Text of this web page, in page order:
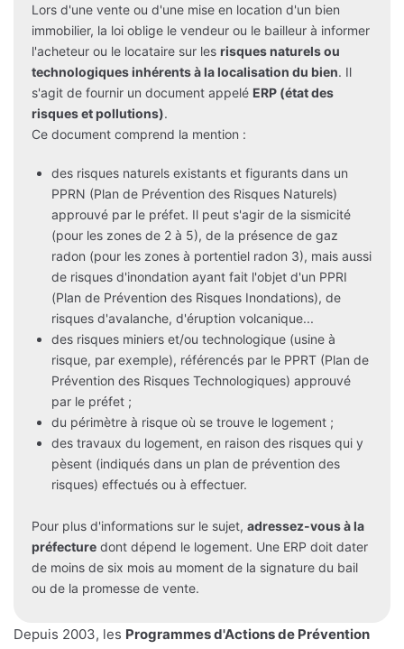
Lors d'une vente ou d'une mise en location d'un bien
immobilier, la loi oblige le vendeur ou le bailleur à informer
l'acheteur ou le locataire sur les risques naturels ou
technologiques inhérents à la localisation du bien. Il
s'agit de fournir un document appelé ERP (état des
risques et pollutions).
Ce document comprend la mention :
des risques naturels existants et figurants dans un
PPRN (Plan de Prévention des Risques Naturels)
approuvé par le préfet. Il peut s'agir de la sismicité
(pour les zones de 2 à 5), de la présence de gaz
radon (pour les zones à portentiel radon 3), mais aussi
de risques d'inondation ayant fait l'objet d'un PPRI
(Plan de Prévention des Risques Inondations), de
risques d'avalanche, d'éruption volcanique...
des risques miniers et/ou technologique (usine à
risque, par exemple), référencés par le PPRT (Plan de
Prévention des Risques Technologiques) approuvé
par le préfet ;
du périmètre à risque où se trouve le logement ;
des travaux du logement, en raison des risques qui y
pèsent (indiqués dans un plan de prévention des
risques) effectués ou à effectuer.
Pour plus d'informations sur le sujet, adressez-vous à la
préfecture dont dépend le logement. Une ERP doit dater
de moins de six mois au moment de la signature du bail
ou de la promesse de vente.
Depuis 2003, les Programmes d'Actions de Prévention